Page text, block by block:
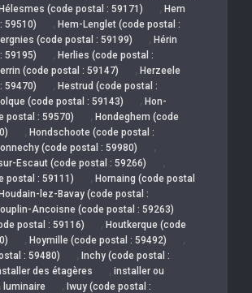
(code postal : 59171) , Hem
59510)
, Hem-Lenglet (code postal :
(code postal : 59199) , Hérin
59195)
, Herlies (code postal :
(code postal : 59147) , Herzeele
59470)
, Hestrud (code postal :
(code postal : 59143) , Hon-
postal : 59570)
, Hondeghem (code
, Hondschoote (code postal :
(code postal : 59980) ,
Escaut (code postal : 59266) ,
postal : 59111) , Hornaing (code postal
lez-Bavay (code postal :
Ancoisne (code postal : 59263)
postal : 59116)
, Houtkerque (code
, Hoymille (code postal : 59492) ,
: 59480) , Inchy (code postal :
des étagères , installer ou
luminaire
, Iwuy (code postal :